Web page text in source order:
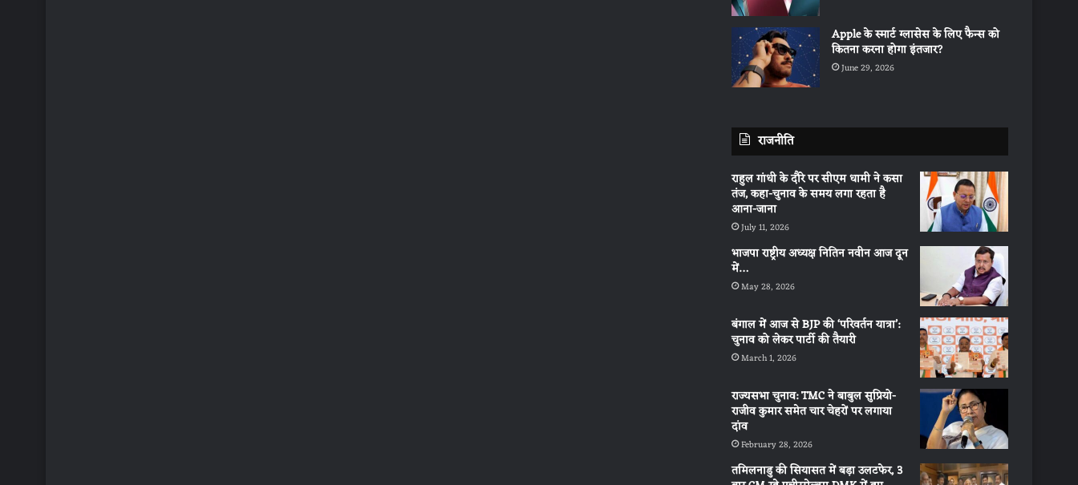
Apple के स्मार्ट ग्लासेस के लिए फैन्स को
कितना करना होगा इंतजार?
June 29, 2026
राजनीति
राहुल गांधी के दौरे पर सीएम धामी ने कसा
तंज, कहा-चुनाव के समय लगा रहता है
आना-जाना
July 11, 2026
भाजपा राष्ट्रीय अध्यक्ष नितिन नवीन आज दून
में…
May 28, 2026
बंगाल में आज से BJP की ‘परिवर्तन यात्रा’:
चुनाव को लेकर पार्टी की तैयारी
March 1, 2026
राज्यसभा चुनाव: TMC ने बाबुल सुप्रियो-
राजीव कुमार समेत चार चेहरों पर लगाया
दांव
February 28, 2026
तमिलनाडु की सियासत में बड़ा उलटफेर, 3